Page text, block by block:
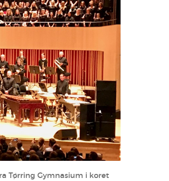
Tørring Gymnasium i koret